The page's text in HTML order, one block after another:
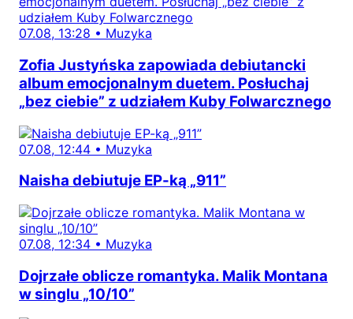
07.08, 13:28 • Muzyka
Zofia Justyńska zapowiada debiutancki
album emocjonalnym duetem. Posłuchaj
„bez ciebie” z udziałem Kuby Folwarcznego
07.08, 12:44 • Muzyka
Naisha debiutuje EP-ką „911”
07.08, 12:34 • Muzyka
Dojrzałe oblicze romantyka. Malik Montana
w singlu „10/10”